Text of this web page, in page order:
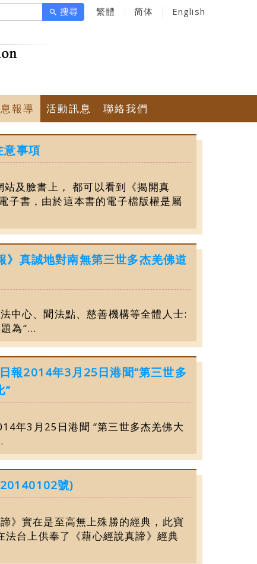
繁體 简体 English
search 搜尋
報導 活動訊息 聯絡我們
意事項
及臉書上， 都可以看到《揭開真
子書，由於這本書的電子檔版權是屬
真誠地對南無第三世多杰羌佛道
中心、聞法點、慈善機構等全體人士:
為“...
報2014年3月25日港聞“第三世多
”
年3月25日港聞 “第三世多杰羌佛大
號)
》實在是至高無上殊勝的經典，此寶
台上供奉了《藉心經說真諦》經典